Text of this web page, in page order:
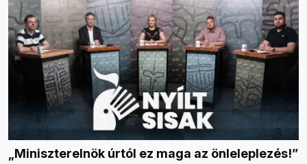
„Miniszterelnök úrtól ez maga az önleleplezés!”